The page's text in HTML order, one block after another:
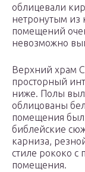
облицевали
нетронутым из
помещений
невозможно
Верхний храм
просторный
ниже. Полы
облицованы
помещения
библейские
карниза,
стиле рококо с
помещения.